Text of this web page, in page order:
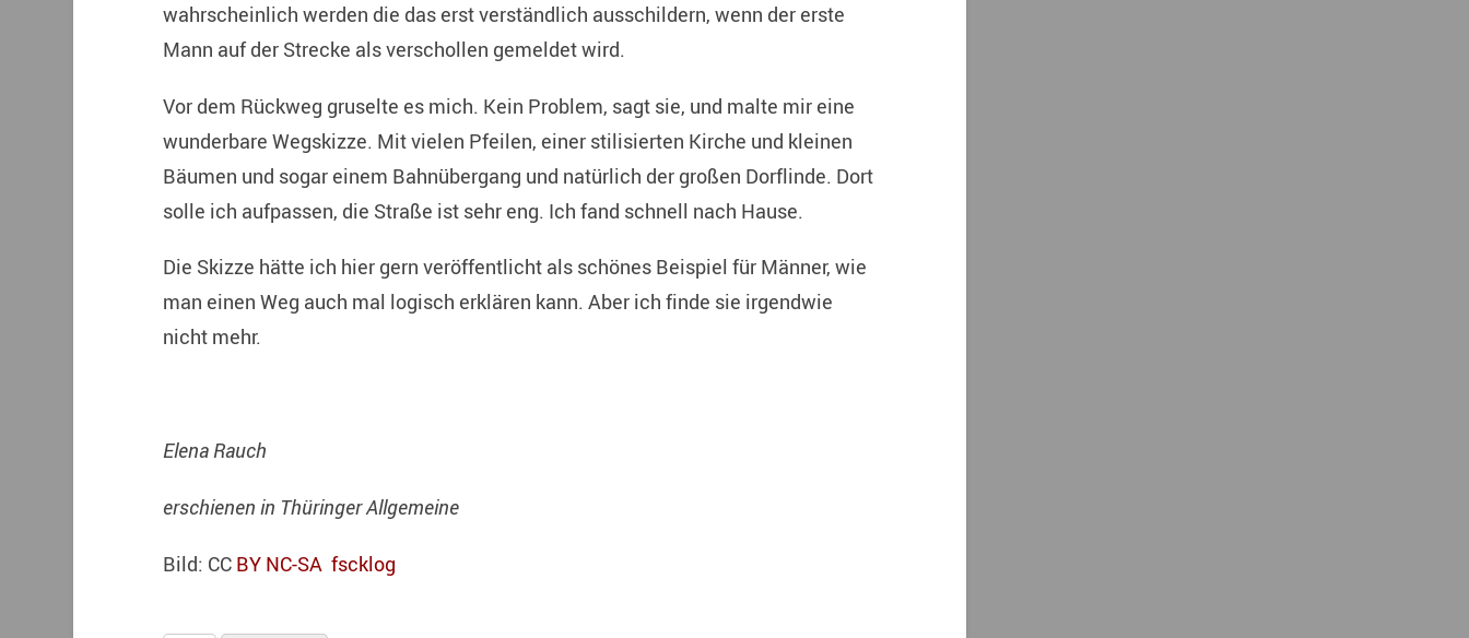
wahrscheinlich werden die das erst verständlich ausschildern, wenn der erste
Mann auf der Strecke als verschollen gemeldet wird.
Vor dem Rückweg gruselte es mich. Kein Problem, sagt sie, und malte mir eine
wunderbare Wegskizze. Mit vielen Pfeilen, einer stilisierten Kirche und kleinen
Bäumen und sogar einem Bahnübergang und natürlich der großen Dorflinde. Dort
solle ich aufpassen, die Straße ist sehr eng. Ich fand schnell nach Hause.
Die Skizze hätte ich hier gern veröffentlicht als schönes Beispiel für Männer, wie
man einen Weg auch mal logisch erklären kann. Aber ich finde sie irgendwie
nicht mehr.
Elena Rauch
erschienen in Thüringer Allgemeine
Bild: CC BY NC-SA fscklog